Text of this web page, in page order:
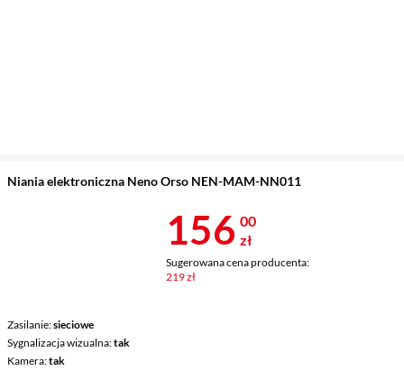
Niania elektroniczna Neno Orso NEN-MAM-NN011
Zasilanie sieciowe
Sygnalizacja wizualna tak
Kamera tak
Cena 156 zł
156 00
zł
Sugerowana cena producenta:
219 zł